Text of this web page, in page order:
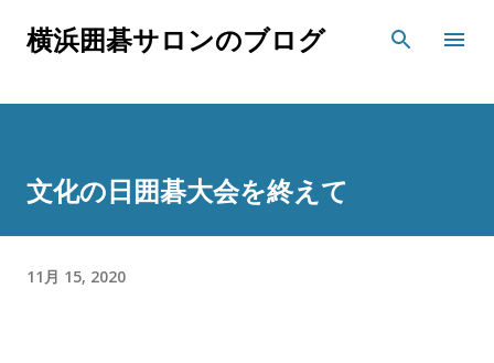
スキップしてメイン コンテンツに移動
横浜囲碁サロンのブログ
文化の日囲碁大会を終えて
11月 15, 2020